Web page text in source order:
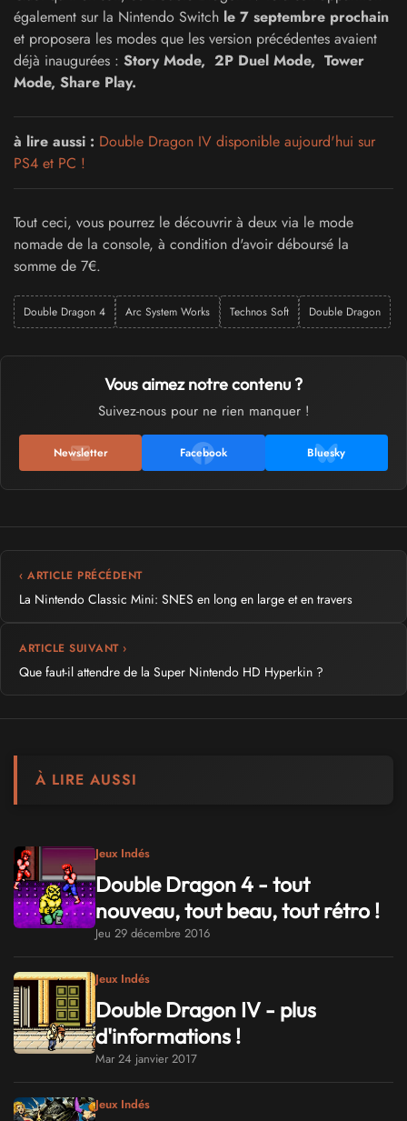
également sur la Nintendo Switch le 7 septembre prochain
et proposera les modes que les version précédentes avaient
déjà inaugurées : Story Mode, 2P Duel Mode, Tower
Mode, Share Play.
à lire aussi : Double Dragon IV disponible aujourd'hui sur
PS4 et PC !
Tout ceci, vous pourrez le découvrir à deux via le mode
nomade de la console, à condition d'avoir déboursé la
somme de 7€.
Double Dragon 4 Arc System Works Technos Soft Double Dragon
Vous aimez notre contenu ?
Suivez-nous pour ne rien manquer !
Newsletter Facebook Bluesky
‹ ARTICLE PRÉCÉDENT
La Nintendo Classic Mini: SNES en long en large et en travers
ARTICLE SUIVANT ›
Que faut-il attendre de la Super Nintendo HD Hyperkin ?
À LIRE AUSSI
Jeux Indés
Double Dragon 4 - tout
nouveau, tout beau, tout rétro !
Jeu 29 décembre 2016
Jeux Indés
Double Dragon IV - plus
d'informations !
Mar 24 janvier 2017
Jeux Indés